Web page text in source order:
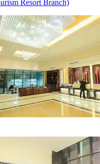
Resort Branch)